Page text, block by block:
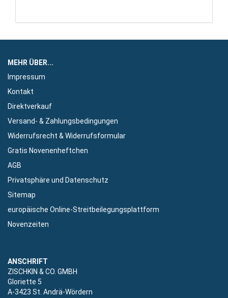
MEHR ÜBER...
Impressum
Kontakt
Direktverkauf
Versand- & Zahlungsbedingungen
Widerrufsrecht & Widerrufsformular
Gratis Novenenheftchen
AGB
Privatsphäre und Datenschutz
Sitemap
europäische Online-Streitbeilegungsplattform
Novenzeiten
ANSCHRIFT
ZISCHKIN & CO. GMBH
Gloriette 5
A-3423 St. Andrä-Wördern